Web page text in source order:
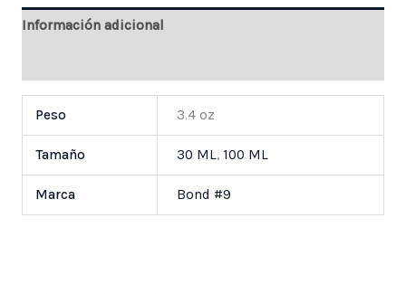
Información adicional
Peso 3.4 oz
Tamaño 30 ML, 100 ML
Marca Bond #9